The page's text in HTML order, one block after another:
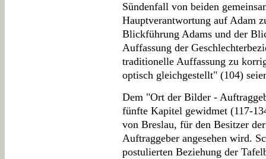
Sündenfall von beiden
Hauptverantwortung auf Adam
Blickführung Adams und der
Auffassung der
traditionelle Auffassung zu
optisch gleichgestellt" (104)
Dem "Ort der Bilder -
fünfte Kapitel gewidmet (117-
von Breslau, für den Besitzer
Auftraggeber angesehen wird.
postulierten Beziehung der